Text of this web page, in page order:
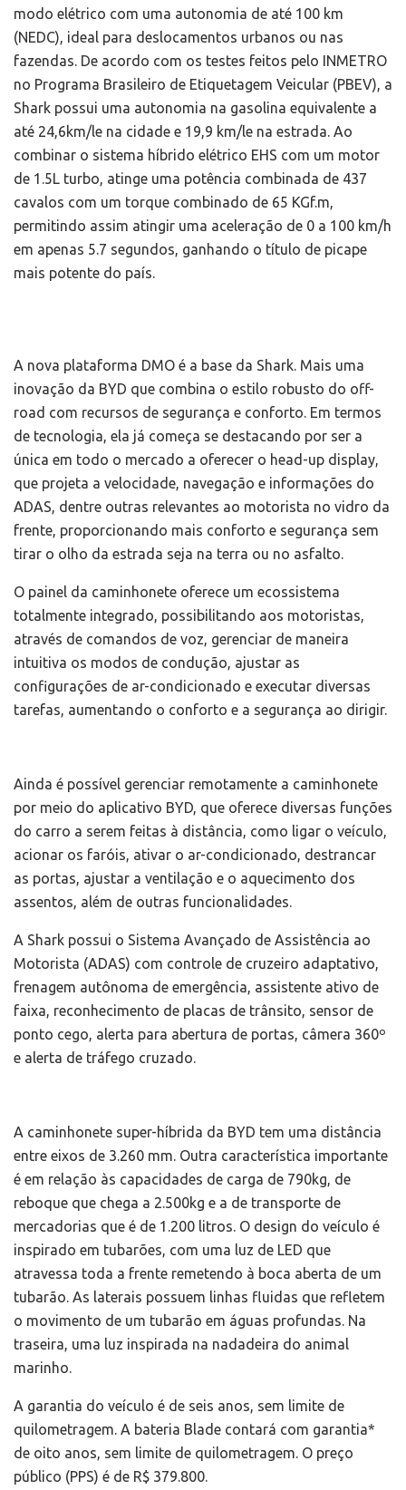
modo elétrico com uma autonomia de até 100 km
(NEDC), ideal para deslocamentos urbanos ou nas
fazendas. De acordo com os testes feitos pelo INMETRO
no Programa Brasileiro de Etiquetagem Veicular (PBEV), a
Shark possui uma autonomia na gasolina equivalente a
até 24,6km/le na cidade e 19,9 km/le na estrada. Ao
combinar o sistema híbrido elétrico EHS com um motor
de 1.5L turbo, atinge uma potência combinada de 437
cavalos com um torque combinado de 65 KGf.m,
permitindo assim atingir uma aceleração de 0 a 100 km/h
em apenas 5.7 segundos, ganhando o título de picape
mais potente do país.
A nova plataforma DMO é a base da Shark. Mais uma
inovação da BYD que combina o estilo robusto do off-
road com recursos de segurança e conforto. Em termos
de tecnologia, ela já começa se destacando por ser a
única em todo o mercado a oferecer o head-up display,
que projeta a velocidade, navegação e informações do
ADAS, dentre outras relevantes ao motorista no vidro da
frente, proporcionando mais conforto e segurança sem
tirar o olho da estrada seja na terra ou no asfalto.
O painel da caminhonete oferece um ecossistema
totalmente integrado, possibilitando aos motoristas,
através de comandos de voz, gerenciar de maneira
intuitiva os modos de condução, ajustar as
configurações de ar-condicionado e executar diversas
tarefas, aumentando o conforto e a segurança ao dirigir.
Ainda é possível gerenciar remotamente a caminhonete
por meio do aplicativo BYD, que oferece diversas funções
do carro a serem feitas à distância, como ligar o veículo,
acionar os faróis, ativar o ar-condicionado, destrancar
as portas, ajustar a ventilação e o aquecimento dos
assentos, além de outras funcionalidades.
A Shark possui o Sistema Avançado de Assistência ao
Motorista (ADAS) com controle de cruzeiro adaptativo,
frenagem autônoma de emergência, assistente ativo de
faixa, reconhecimento de placas de trânsito, sensor de
ponto cego, alerta para abertura de portas, câmera 360º
e alerta de tráfego cruzado.
A caminhonete super-híbrida da BYD tem uma distância
entre eixos de 3.260 mm. Outra característica importante
é em relação às capacidades de carga de 790kg, de
reboque que chega a 2.500kg e a de transporte de
mercadorias que é de 1.200 litros. O design do veículo é
inspirado em tubarões, com uma luz de LED que
atravessa toda a frente remetendo à boca aberta de um
tubarão. As laterais possuem linhas fluidas que refletem
o movimento de um tubarão em águas profundas. Na
traseira, uma luz inspirada na nadadeira do animal
marinho.
A garantia do veículo é de seis anos, sem limite de
quilometragem. A bateria Blade contará com garantia*
de oito anos, sem limite de quilometragem. O preço
público (PPS) é de R$ 379.800.